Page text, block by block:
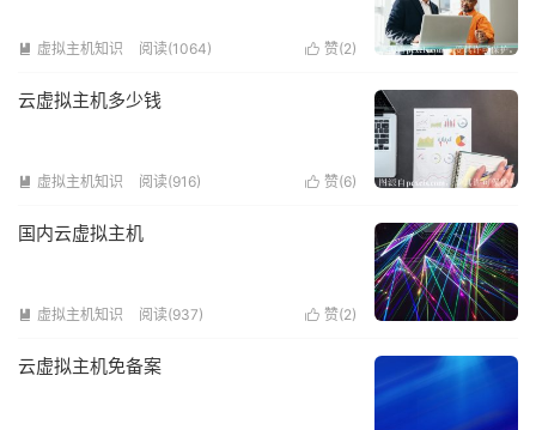
 虚拟主机知识 阅读(1064)  赞(2)
云虚拟主机多少钱
 虚拟主机知识 阅读(916)  赞(6)
国内云虚拟主机
 虚拟主机知识 阅读(937)  赞(2)
云虚拟主机免备案